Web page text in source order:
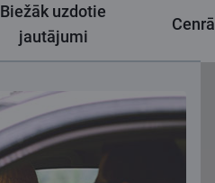
Biežāk uzdotie
jautājumi